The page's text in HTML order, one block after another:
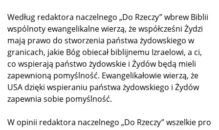
Według redaktora naczelnego „Do Rzeczy” wbrew Biblii
wspólnoty ewangelikalne wierzą, że współcześni Żydzi
mają prawo do stworzenia państwa żydowskiego w
granicach, jakie Bóg obiecał biblijnemu Izraelowi, a ci,
co wspierają państwo żydowskie i Żydów będą mieli
zapewnioną pomyślność. Ewangelikałowie wierzą, że
USA dzięki wspieraniu państwa żydowskiego i Żydów
zapewnia sobie pomyślność.
W opinii redaktora naczelnego „Do Rzeczy” wszelkie pro